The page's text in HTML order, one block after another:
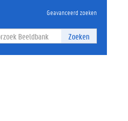
Geavanceerd zoeken
Zoeken